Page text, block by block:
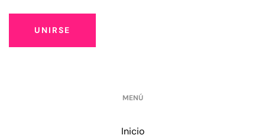
UNIRSE
MENÚ
Inicio